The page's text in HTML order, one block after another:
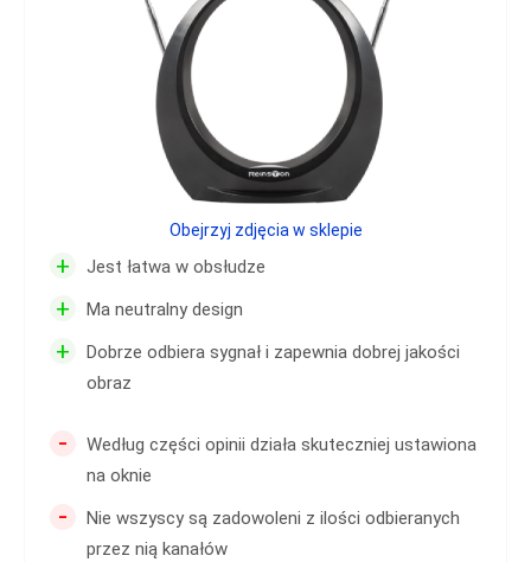
+ Jest łatwa w obsłudze
+ Ma neutralny design
+
Dobrze odbiera sygnał i zapewnia dobrej jakości
obraz
-
Według części opinii działa skuteczniej ustawiona
na oknie
-
Nie wszyscy są zadowoleni z ilości odbieranych
przez nią kanałów
Obejrzyj zdjęcia w sklepie